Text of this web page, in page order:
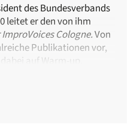
des Bundesverbands
leitet er den von ihm
ImproVoices Cologne.Von
Publikationen vor,
auf Warm-up,
und hier
von Live-